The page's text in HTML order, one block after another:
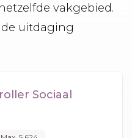
vakgebied.
uitdaging
Sociaal